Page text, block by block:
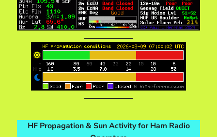
HF Propagation & Sun Activity for Ham Radio